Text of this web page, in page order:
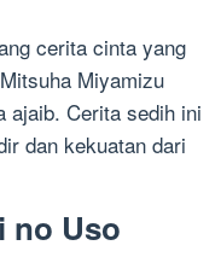
cerita cinta yang
Miyamizu
ajaib. Cerita sedih ini
dan kekuatan dari
no Uso